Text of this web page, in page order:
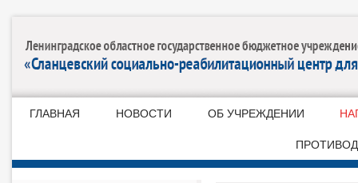
ГЛАВНАЯ НОВОСТИ ОБ УЧРЕЖДЕНИИ